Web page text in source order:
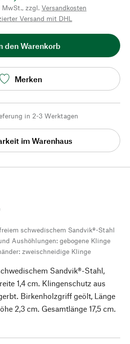
MwSt., zzgl. Versandkosten
Versand mit DHL
den Warenkorb
Merken
in 2-3 Werktagen
im Warenhaus
schwedischem Sandvik®-Stahl
Aushöhlungen: gebogene Klinge
zweischneidige Klinge
Sandvik®-Stahl,
1,4 cm. Klingenschutz aus
Birkenholzgriff geölt, Länge
2,3 cm. Gesamtlänge 17,5 cm.